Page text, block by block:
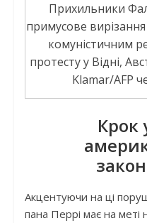
Прихильники
примусове вирізання
комуністичним
протесту у Відні,
Klamar/AFP
Крок
Акцентуючи на ці
пана Перрі має на меті